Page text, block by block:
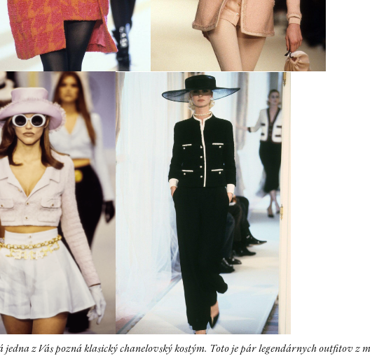
jedna z Vás pozná klasický chanelovský kostým. Toto je pár legendárnych outfitov z